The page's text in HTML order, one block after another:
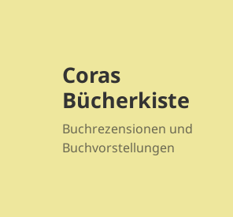
Coras
Bücherkiste
Buchrezensionen und
Buchvorstellungen